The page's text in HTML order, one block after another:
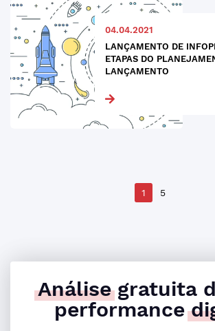
04.04.2021
LANÇAMENTO DE
ETAPAS DO
LANÇAMENTO
1 5
Análisegratuita
performance